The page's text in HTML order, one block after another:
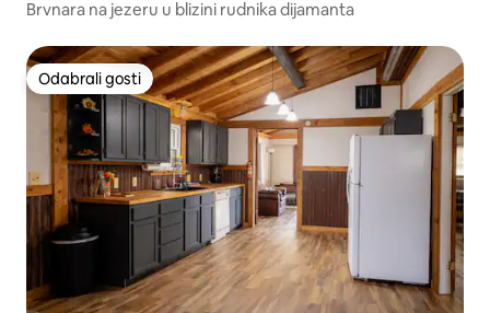
Brvnara na jezeru u blizini rudnika dijamanta
Odabrali gosti
Odabrali gosti